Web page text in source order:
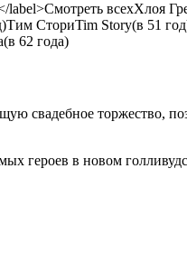
всехХлоя
Тим СториTim Story(в 51
(в 62 года)
свадебное торжество,
героев в новом